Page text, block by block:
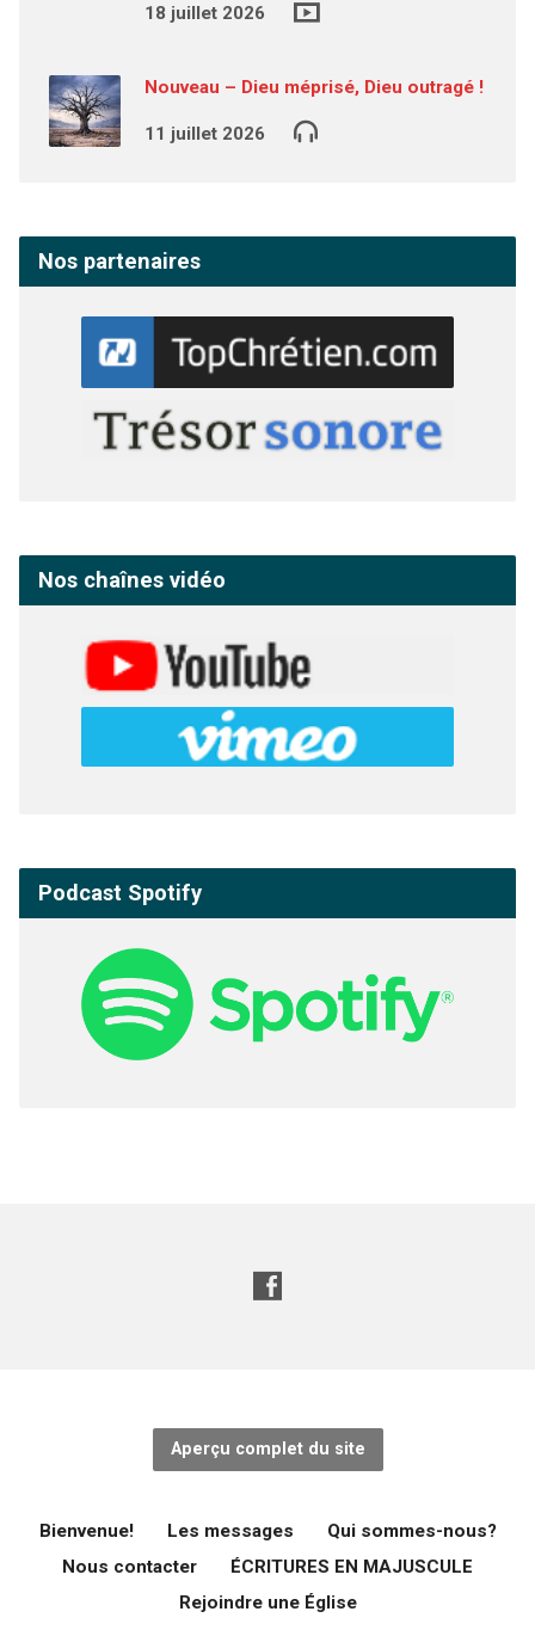
18 juillet 2026
Nouveau – Dieu méprisé, Dieu outragé !
11 juillet 2026
Nos partenaires
Nos chaînes vidéo
Podcast Spotify
Aperçu complet du site
Bienvenue! Les messages
Qui sommes-nous?
Nous contacter
ÉCRITURES EN MAJUSCULE
Rejoindre une Église